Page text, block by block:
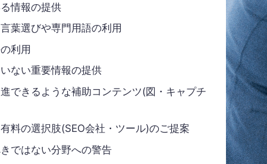
情報の提供
葉選びや専門用語の利用
利用
ない重要情報の提供
できるような補助コンテンツ(図・キャプチ
料の選択肢(SEO会社・ツール)のご提案
ではない分野への警告